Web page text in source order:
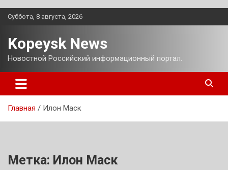
Перейти
Суббота, 8 августа, 2026
Kopeysk News
Новостной Российский информационный портал.
Главная Илон Маск
Метка: Илон Маск